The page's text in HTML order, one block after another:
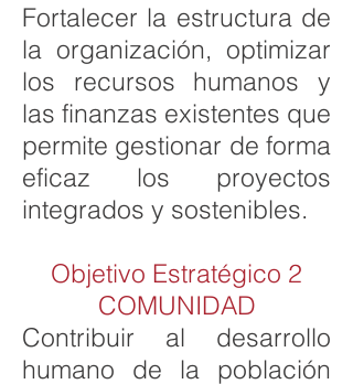
Fortalecer la estructura de
la organización, optimizar
los recursos humanos y
las finanzas existentes que
permite gestionar de forma
eficaz los proyectos
integrados y sostenibles.
Objetivo Estratégico 2
COMUNIDAD
Contribuir al desarrollo
humano de la población